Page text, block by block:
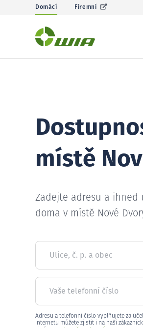
Domácí Firemní
místě
Zadejte adresu a
doma v místě Nové
Ulice, č. p. a obec
Vaše telefonní číslo
Adresu a telefonní číslo vyplňujete za
internetu můžete zjistit i na naší